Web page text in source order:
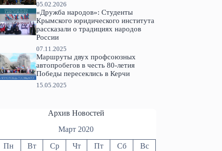
05.02.2026
«Дружба народов»: Студенты
Крымского юридического института
рассказали о традициях народов
России
07.11.2025
Маршруты двух профсоюзных
автопробегов в честь 80-летия
Победы пересеклись в Керчи
15.05.2025
Архив Новостей
Март 2020
Пн Вт Ср Чт Пт Сб
Вс